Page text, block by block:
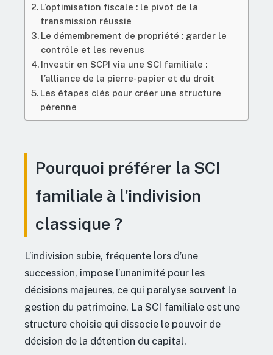
L’optimisation fiscale : le pivot de la
transmission réussie
Le démembrement de propriété : garder le
contrôle et les revenus
Investir en SCPI via une SCI familiale :
l’alliance de la pierre-papier et du droit
Les étapes clés pour créer une structure
pérenne
Pourquoi préférer la SCI
familiale à l’indivision
classique ?
L’indivision subie, fréquente lors d’une
succession, impose l’unanimité pour les
décisions majeures, ce qui paralyse souvent la
gestion du patrimoine. La SCI familiale est une
structure choisie qui dissocie le pouvoir de
décision de la détention du capital.